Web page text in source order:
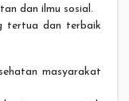
dan ilmu sosial.
tertua dan terbaik
masyarakat